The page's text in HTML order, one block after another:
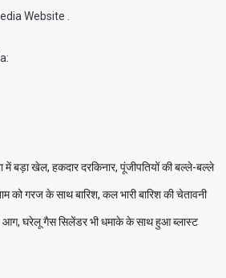
Website .
में बड़ा खेल, हकदार दरकिनार, पूंजीपतियों की बल्ले-बल्ले
गरज के साथ बारिश, कल भारी बारिश की चेतावनी
आग, घरेलू गैस सिलेंडर भी धमाके के साथ हुआ ब्लास्ट